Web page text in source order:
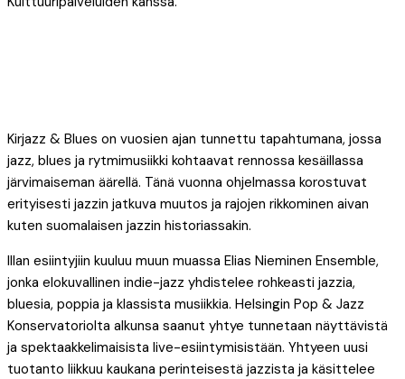
Kirjazz & Blues on vuosien ajan tunnettu tapahtumana, jossa
jazz, blues ja rytmimusiikki kohtaavat rennossa kesäillassa
järvimaiseman äärellä. Tänä vuonna ohjelmassa korostuvat
erityisesti jazzin jatkuva muutos ja rajojen rikkominen aivan
kuten suomalaisen jazzin historiassakin.
Illan esiintyjiin kuuluu muun muassa Elias Nieminen Ensemble,
jonka elokuvallinen indie-jazz yhdistelee rohkeasti jazzia,
bluesia, poppia ja klassista musiikkia. Helsingin Pop & Jazz
Konservatoriolta alkunsa saanut yhtye tunnetaan näyttävistä
ja spektaakkelimaisista live-esiintymisistään. Yhtyeen uusi
tuotanto liikkuu kaukana perinteisestä jazzista ja käsittelee